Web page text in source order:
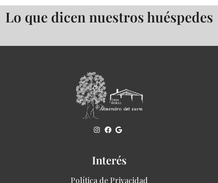
Lo que dicen nuestros huéspedes
Interés
Política de Privacidad